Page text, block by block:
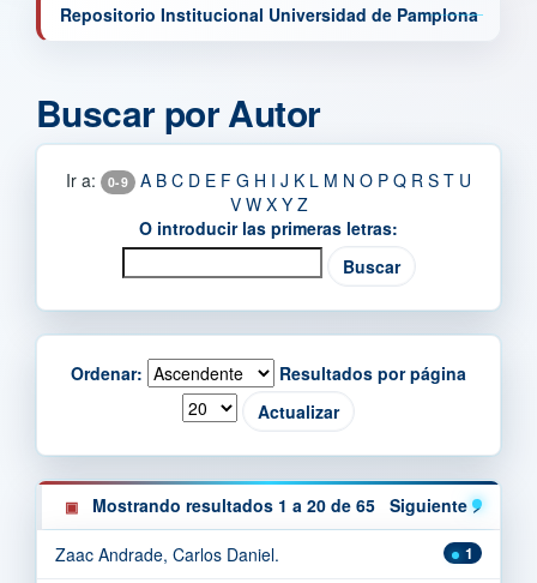
Repositorio Institucional Universidad de Pamplona
Buscar por Autor
Ir a: 0-9 A B C D E F G H I J K L M N O P Q R S T U
V W X Y Z
O introducir las primeras letras:
Ordenar: Resultados por página
Mostrando resultados 1 a 20 de 65 Siguiente >
Zaac Andrade, Carlos Daniel. 1